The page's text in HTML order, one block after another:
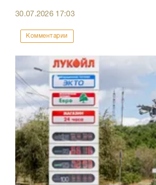
30.07.2026 17:03
Комментарии